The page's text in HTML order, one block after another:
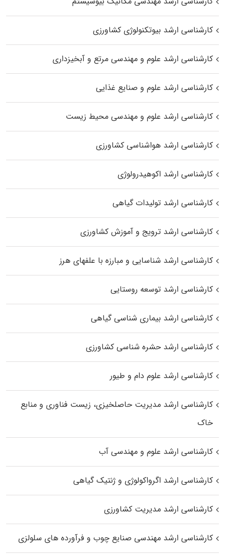
کارشناسی ارشد بیوتکنولوژی کشاورزی
کارشناسی ارشد علوم و مهندسی مرتع و آبخیزداری
کارشناسی ارشد علوم و صنایع غذایی
کارشناسی ارشد علوم و مهندسی محیط زیست
کارشناسی ارشد هواشناسی کشاورزی
کارشناسی ارشد اکوهیدرولوژی
کارشناسی ارشد تولیدات گیاهی
کارشناسی ارشد ترویج و آموزش کشاورزی
کارشناسی ارشد شناسایی و مبارزه با علفهای هرز
کارشناسی ارشد توسعه روستایی
کارشناسی ارشد بیماری‌ شناسی گیاهی
کارشناسی ارشد حشره‌ شناسی کشاورزی
کارشناسی ارشد علوم دام و طیور
کارشناسی ارشد مدیریت حاصلخیزی، زیست فناوری و منابع
خاک
کارشناسی ارشد علوم و مهندسی آب
کارشناسی ارشد اگرواکولوژی و ژنتیک گیاهی
کارشناسی ارشد مدیریت کشاورزی
کارشناسی ارشد مهندسی صنایع چوب و فرآورده‌ های سلولزی